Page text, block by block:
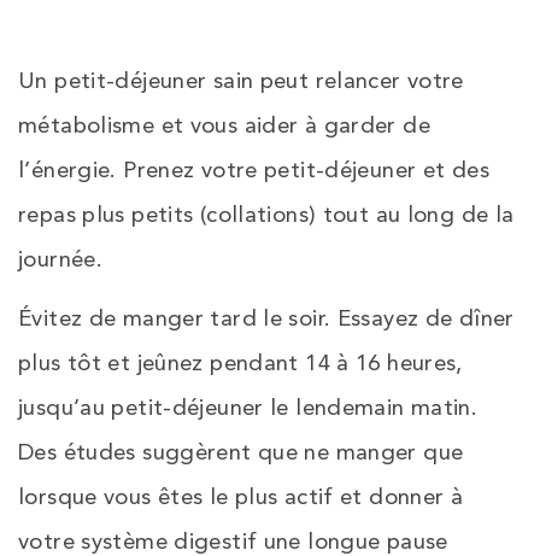
Un petit-déjeuner sain peut relancer votre
métabolisme et vous aider à garder de
l’énergie. Prenez votre petit-déjeuner et des
repas plus petits (collations) tout au long de la
journée.
Évitez de manger tard le soir. Essayez de dîner
plus tôt et jeûnez pendant 14 à 16 heures,
jusqu’au petit-déjeuner le lendemain matin.
Des études suggèrent que ne manger que
lorsque vous êtes le plus actif et donner à
votre système digestif une longue pause